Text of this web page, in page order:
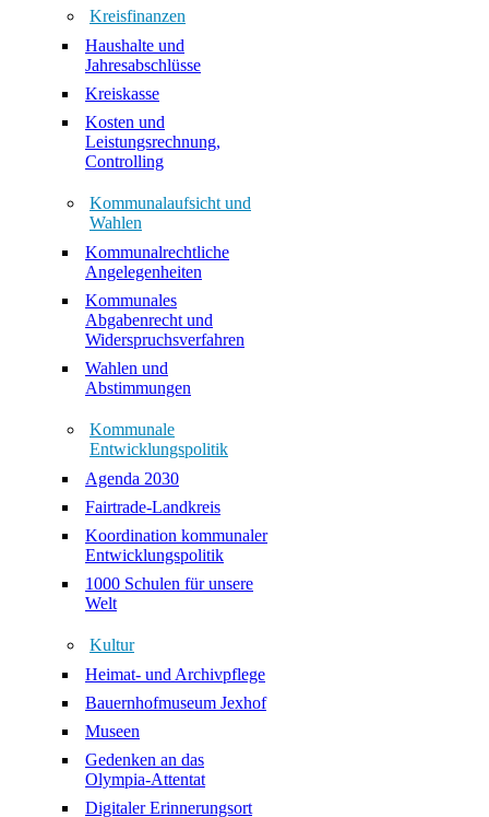
Kreisfinanzen
Haushalte und
Jahresabschlüsse
Kreiskasse
Kosten und
Leistungsrechnung,
Controlling
Kommunalaufsicht und
Wahlen
Kommunalrechtliche
Angelegenheiten
Kommunales
Abgabenrecht und
Widerspruchsverfahren
Wahlen und
Abstimmungen
Kommunale
Entwicklungspolitik
Agenda 2030
Fairtrade-Landkreis
Koordination kommunaler
Entwicklungspolitik
1000 Schulen für unsere
Welt
Kultur
Heimat- und Archivpflege
Bauernhofmuseum Jexhof
Museen
Gedenken an das
Olympia-Attentat
Digitaler Erinnerungsort